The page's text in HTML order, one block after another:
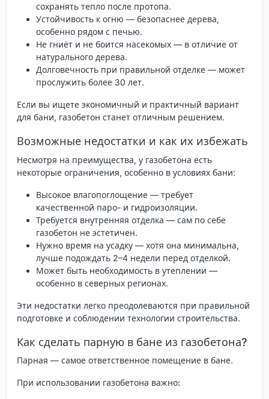
сохранять тепло после протопа.
Устойчивость к огню — безопаснее дерева,
особенно рядом с печью.
Не гниёт и не боится насекомых — в отличие от
натурального дерева.
Долговечность при правильной отделке — может
прослужить более 30 лет.
Если вы ищете экономичный и практичный вариант
для бани, газобетон станет отличным решением.
Возможные недостатки и как их избежать
Несмотря на преимущества, у газобетона есть
некоторые ограничения, особенно в условиях бани:
Высокое влагопоглощение — требует
качественной паро- и гидроизоляции.
Требуется внутренняя отделка — сам по себе
газобетон не эстетичен.
Нужно время на усадку — хотя она минимальна,
лучше подождать 2–4 недели перед отделкой.
Может быть необходимость в утеплении —
особенно в северных регионах.
Эти недостатки легко преодолеваются при правильной
подготовке и соблюдении технологии строительства.
Как сделать парную в бане из газобетона?
Парная — самое ответственное помещение в бане.
При использовании газобетона важно: